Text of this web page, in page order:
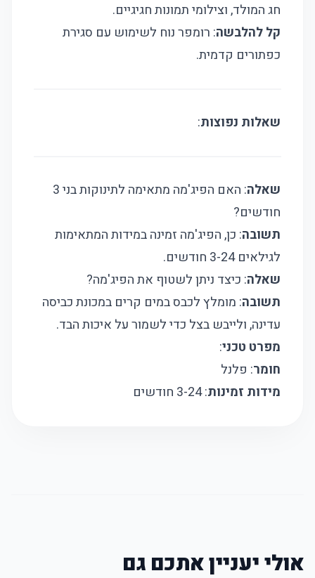
חג המולד, וצילומי תמונות חגיגיים.
קל להלבשה: רומפר נוח לשימוש עם סגירת
כפתורים קדמית.
שאלות נפוצות:
שאלה
: האם הפיג'מה מתאימה לתינוקות בני 3
חודשים?
תשובה: כן, הפיג'מה זמינה במידות המתאימות
לגילאים 3-24 חודשים.
שאלה: כיצד ניתן לשטוף את הפיג'מה?
תשובה: מומלץ לכבס במים קרים במכונת כביסה
עדינה, ולייבש בצל כדי לשמור על איכות הבד.
מפרט טכני:
חומר: פלנל
מידות זמינות: 3-24 חודשים
אולי יעניין אתכם גם